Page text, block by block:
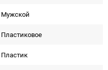
Мужской
Пластиковое
Пластик